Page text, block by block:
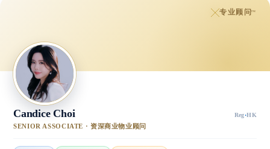
专业顾问™
Candice Choi Reg·HK
SENIOR ASSOCIATE · 资深商业物业顾问